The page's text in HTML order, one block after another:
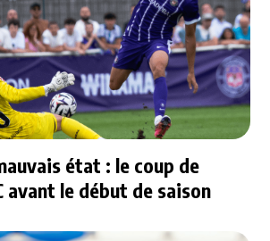
état : le coup de
avant le début de saison